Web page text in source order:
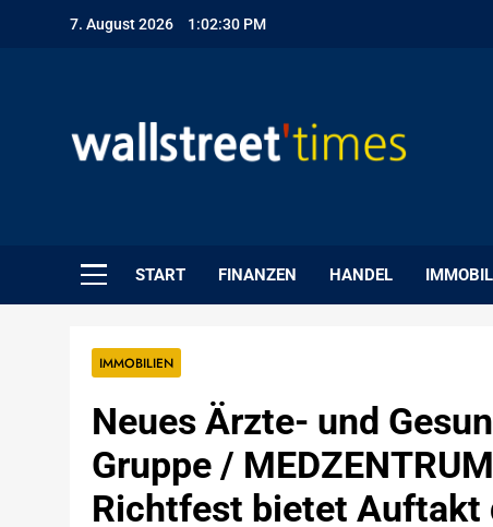
7. August 2026 1:02:31 PM
START FINANZEN HANDEL
IMMOBILIEN
Neues Ärzte- und
Gruppe /
Richtfest bietet Auftakt